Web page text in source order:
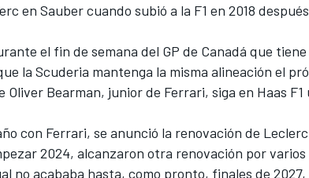
en Sauber cuando subió a la F1 en 2018
el fin de semana del GP de Canadá que
la Scuderia mantenga la misma alineación el
Oliver Bearman, junior de Ferrari, siga en Haas F1
con Ferrari, se anunció la renovación de
2024, alcanzaron otra renovación por varios
no acababa hasta, como pronto, finales de 2027,